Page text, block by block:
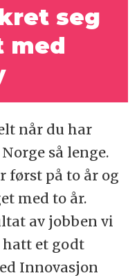
seg
med
når du har
så lenge.
først på to år og
med to år.
av jobben vi
et godt
Innovasjon